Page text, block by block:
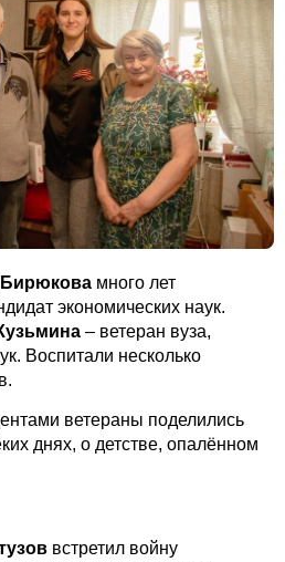
много лет
экономических наук.
– ветеран вуза,
Воспитали несколько
ветераны поделились
днях, о детстве, опалённом
встретил войну